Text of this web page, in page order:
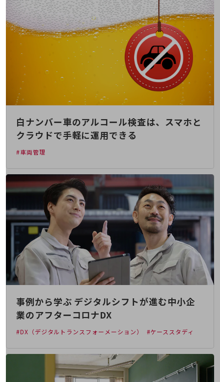
旬な話題やお役立ち資料などDXの課題を
解決するヒントをお届けする記事サイト
新着記事
お役立ち資料ダウンロード
トレンド記事特集
IT用語集
中堅中小企業向け
サービス・ソリューション
課題やニーズに合ったサービスをご紹介し、
中堅中小企業のビジネスをサポート！
お悩みから見つけるTOP
ネットワーク
モバイル・音声
バックオフィス
リモート・ハイブリッドワーク
セキュリティ
その他のお悩みはこちら
業界から見つける
業界から見つけるTOP
製造業
小売・卸売業
運輸業
建設業
その他の業界はこちら
ゲーム感覚で見つける
ビジネスお悩み診断
白ナンバー車のアルコール検査は、スマホと
クラウドで手軽に運用できる
#車両管理
事例から学ぶ デジタルシフトが進む中小企
業のアフターコロナDX
#DX（デジタルトランスフォーメーション） #ケーススタディ